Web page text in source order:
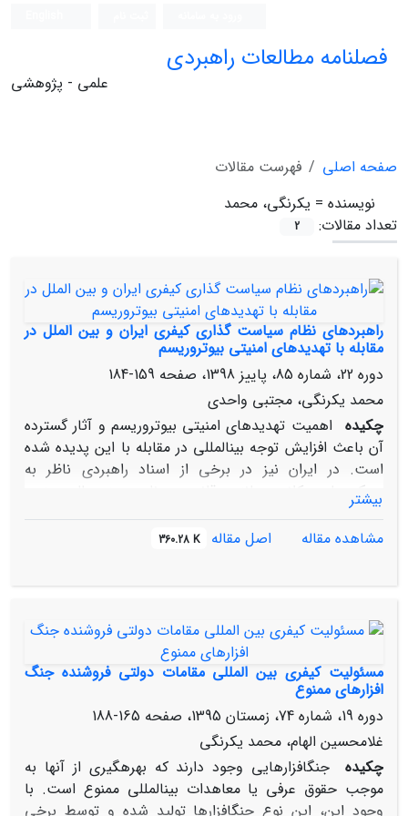
فصلنامه مطالعات راهبردی
علمی - پژوهشی
صفحه اصلی
فهرست مقالات
نویسنده = یکرنگی، محمد
تعداد مقالات:
2
راهبردهای نظام سیاست‏ گذاری کیفری ایران و بین ‏الملل در
مقابله با تهدیدهای امنیتی بیوتروریسم
دوره 22، شماره 85، پاییز 1398، صفحه
159-184
محمد یکرنگی، مجتبی واحدی
چکیده اهمیت تهدیدهای امنیتی بیوتروریسم و آثار گسترده
آن باعث افزایش توجه بین‏المللی در مقابله با این پدیده شده
است. در ایران نیز در برخی از اسناد راهبردی ناظر به
رویکردهای کلان مانند قانون برنامه پنج‏ساله پنجم
توسعهوزارت اطلاعات مسئول طرح‏ریزی مبارزه با این نوع
تروریسم شده است. این مقاله در تلاش است تا ضمن تبیین
روش کتابخانه‏ای و به‏صورت توصیفی- تحلیلی انجام شده
است، ناظر بر این است که هر چند سیاست کیفری ایران در
پرتو راهبردهای جنایی اسناد بین‏المللی، قدم‏های مثبتی برای
مقابله بیوتروریسم و پیشگیری از آن برداشته است، اما هنوز
خلأهایی در این خصوص وجود دارد که نیازمند بررسی و
تصمیم‏گیری است.
بیشتر
مشاهده مقاله
اصل مقاله 360.28 K
مسئولیت کیفری بین‏ المللی مقامات دولتی فروشنده جنگ‏
افزارهای ممنوع
دوره 19، شماره 74، زمستان 1395، صفحه
165-188
غلامحسین الهام، محمد یکرنگی
چکیده
جنگ‏افزارهایی وجود دارند که بهره‏گیری از آن‏ها به
موجب حقوق عرفی یا معاهدات بین‏المللی ممنوع است. با
وجود این، این نوع جنگ‏افزارها تولید شده و توسط برخی